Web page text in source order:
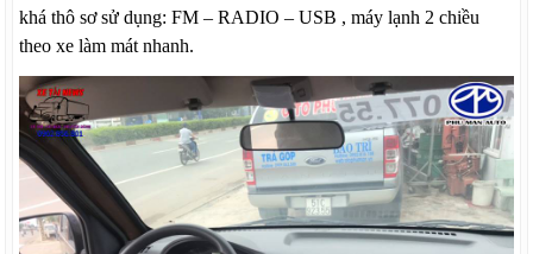
khá thô sơ sử dụng: FM – RADIO – USB , máy lạnh 2 chiều
theo xe làm mát nhanh.